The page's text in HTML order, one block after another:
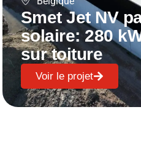
Smet Jet NV
solaire: 280
sur toiture
Voir le projet